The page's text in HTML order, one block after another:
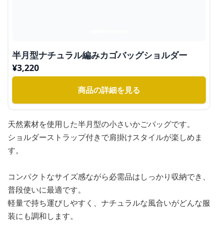
半月型ナチュラル編みカゴバッグショルダー
¥3,220
商品の詳細を見る
天然素材を使用した半月型の小さいかごバッグです。
ショルダーストラップ付きで肩掛けスタイルが楽しめま
す。
コンパクトなサイズ感ながら必需品はしっかり収納でき、
普段使いに最適です。
軽量で持ち運びしやすく、ナチュラルな風合いがどんな服
装にも調和します。